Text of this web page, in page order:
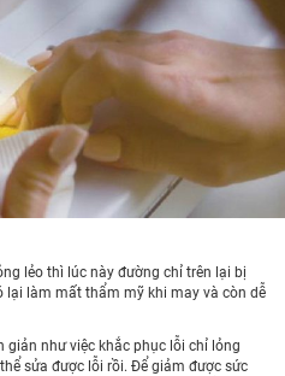
lẻo thì lúc này đường chỉ trên lại bị
lại làm mất thẩm mỹ khi may và còn dễ
giản như việc khắc phục lỗi chỉ lỏng
sửa được lỗi rồi. Để giảm được sức